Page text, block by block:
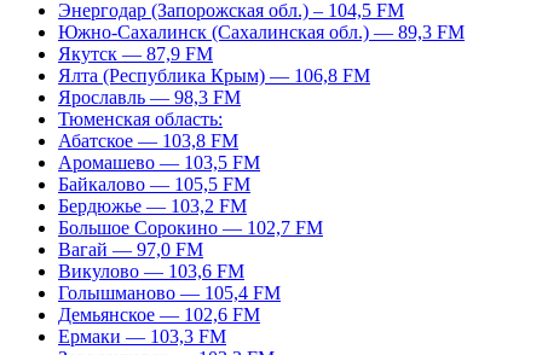
Энергодар (Запорожская обл.) – 104,5 FM
Южно-Сахалинск (Сахалинская обл.) — 89,3 FM
Якутск — 87,9 FM
Ялта (Республика Крым) — 106,8 FM
Ярославль — 98,3 FM
Тюменская область:
Абатское — 103,8 FM
Аромашево — 103,5 FM
Байкалово — 105,5 FM
Бердюжье — 103,2 FM
Большое Сорокино — 102,7 FM
Вагай — 97,0 FM
Викулово — 103,6 FM
Голышманово — 105,4 FM
Демьянское — 102,6 FM
Ермаки — 103,3 FM